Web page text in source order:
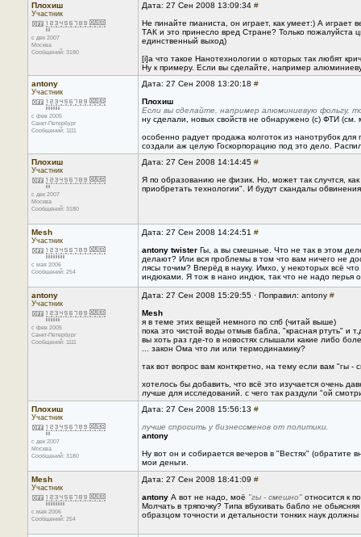
Плохиш
Участник
с дек 2007
Москва
Сообщений: 3180
Дата: 27 Сен 2008 13:09:34 #
Не пинайте пианиста, он играет, как умеет:) А играет
ТАК и это принесло вред Cтране? Только
единственный выход)
[i]а что такое Нанотехнологии о которых так любят
Ну к примеру. Если вы сделайте, например
antony
Участник
с фев 2005
Санкт-Петербург
Сообщений: 1111
Дата: 27 Сен 2008 13:20:18 #
Плохиш
Если вы сделайте, например алюминиевую фольгу,
ну сделали, новых свойств не обнаружено (с) ФТИ (см.
особенно радует продажа колготок из нанотрубок
создали аж целую Госкорпорацию под это дело.
Плохиш
Участник
с дек 2007
Москва
Сообщений: 3180
Дата: 27 Сен 2008 14:14:45 #
Я по образованию не физик. Но, может так случтся,
приобретать технологии". И будут скандалы
Mesh
Участник
с мая 2006
Сообщений: 254
Дата: 27 Сен 2008 14:24:51 #
antony twister Гы, а вы смешные. Что не так в этом
делают? Или вся проблемы в том что вам ничего не
лясы точим? Вперёд в науку. Имхо, у некоторых всё
индюками. Я тож в нано индюк, так что не надо перья
antony
Участник
с фев 2005
Санкт-Петербург
Сообщений: 1111
Дата: 27 Сен 2008 15:29:55 · Поправил: antony #
Mesh
я в теме этих вещей немного по спб (читай выше)
пока это чистой воды отмыв бабла, "красная ртуть" и
вы хоть раз где-то в новостях слышали какие либо
... закон Ома что ли или термодинамику?
так вот вопрос вам конткретно, на тему если вам "гы
хотелось бы добавить, что всё это изучается очень
лучше для исследований. с чего так раздули "ой
Плохиш
Участник
с дек 2007
Москва
Сообщений: 3180
Дата: 27 Сен 2008 15:56:13 #
лучше спросить у бизнессменов от политики.
antony
Ну вот он и собирается вечеров в "Вестях" (обратите
мои деньги.
Mesh
Участник
с мая 2006
Сообщений: 254
Дата: 27 Сен 2008 18:41:09 #
antony А вот не надо, моё "гы - смешно" относится к
Молчать в тряпочку? Типа вбухивать бабло не
образцом точности и детальности тонких наук